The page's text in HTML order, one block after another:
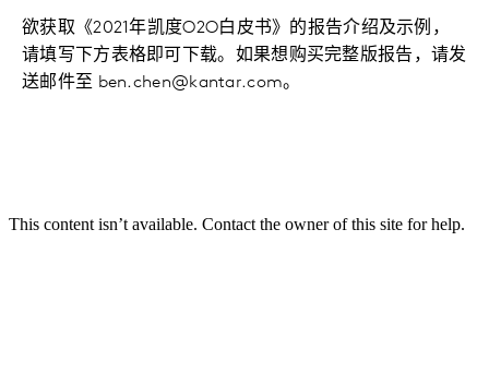
欲获取《2021年凯度O2O白皮书》的报告介绍及示例，
请填写下方表格即可下载。如果想购买完整版报告，请发
送邮件至 ben.chen@kantar.com。